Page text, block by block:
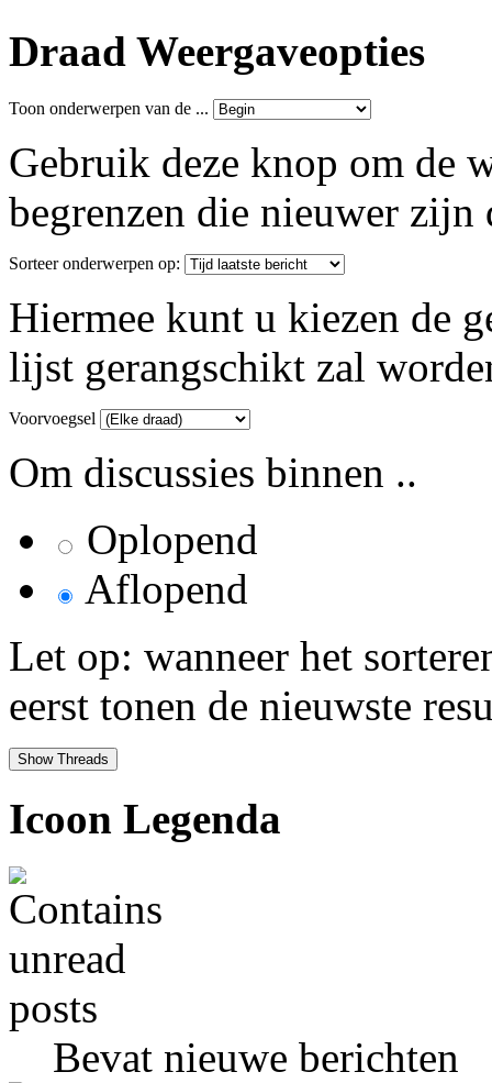
Draad Weergaveopties
Toon onderwerpen van de ...
Gebruik deze knop om de
begrenzen die nieuwer zijn
Sorteer onderwerpen op:
Hiermee kunt u kiezen de
lijst gerangschikt zal
Voorvoegsel
Om discussies binnen ..
Oplopend
Aflopend
Let op: wanneer het
eerst tonen de nieuwste
Icoon Legenda
Bevat nieuwe berichten